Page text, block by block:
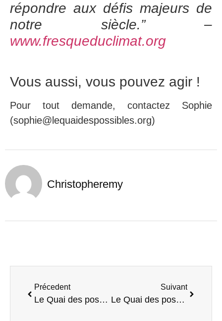
répondre aux défis majeurs de
notre siècle.” –
www.fresqueduclimat.org
Vous aussi, vous pouvez agir !
Pour tout demande, contactez Sophie
(sophie@lequaidespossibles.org)
Christopheremy
Précedent
Le Quai des possibles recrute ses prochains services civiques !
Suivant
Le Quai des possibles lance son programme d’incubation de Tiers-lieu !